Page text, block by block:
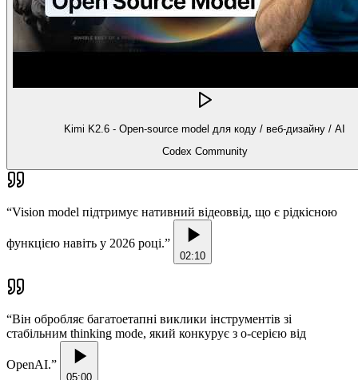
Kimi K2.6 - Open-source model для коду / веб-дизайну / AI
Codex Community
“Vision model підтримує нативний відеоввід, що є рідкісною
функцією навіть у 2026 році.”
02:10
“Він обробляє багатоетапні виклики інструментів зі
стабільним thinking mode, який конкурує з o-серією від
OpenAI.”
05:00